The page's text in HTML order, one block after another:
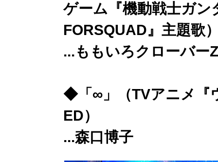
ゲーム『機動戦士ガ
FORSQUAD』主題歌
...ももいろクローバーZ
◆「∞」
（TVアニメ
ED）
...森口博子